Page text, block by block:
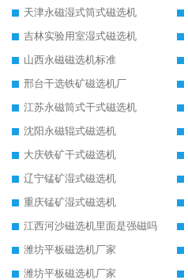
天津永磁湿式筒式磁选机
吉林实验用室湿式磁选机
山西永磁磁选机标准
邢台干选铁矿磁选机厂
江苏永磁筒式干式磁选机
沈阳永磁辊式磁选机
大庆铁矿干式磁选机
辽宁锰矿湿式磁选机
重庆锰矿湿式磁选机
江西河沙磁选机里面是强磁吗
潍坊平板磁选机厂家
潍坊平板磁选机厂家